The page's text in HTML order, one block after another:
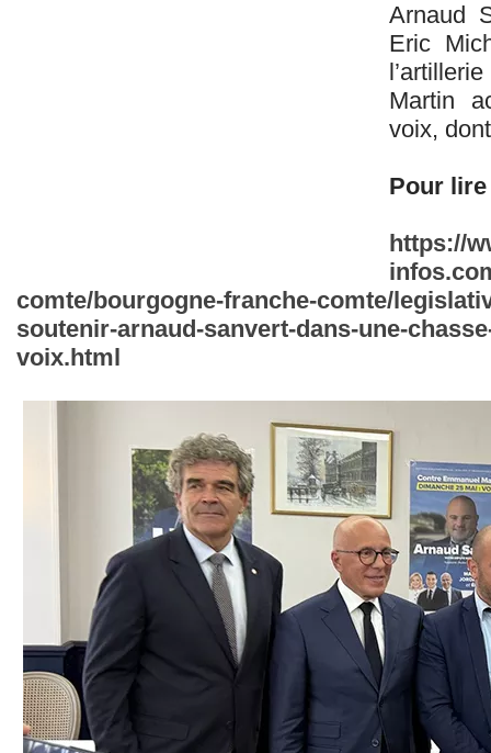
Arnaud
Eric
Martin
voix,
Pour
https://
comte/bourgogne-franche-comte/
soutenir-arnaud-sanvert-dans-une-
voix.html